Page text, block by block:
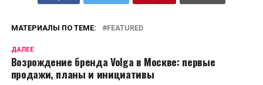
МАТЕРИАЛЫ ПО ТЕМЕ: FEATURED
ДАЛЕЕ
Возрождение бренда Volga в Москве: первые
продажи, планы и инициативы